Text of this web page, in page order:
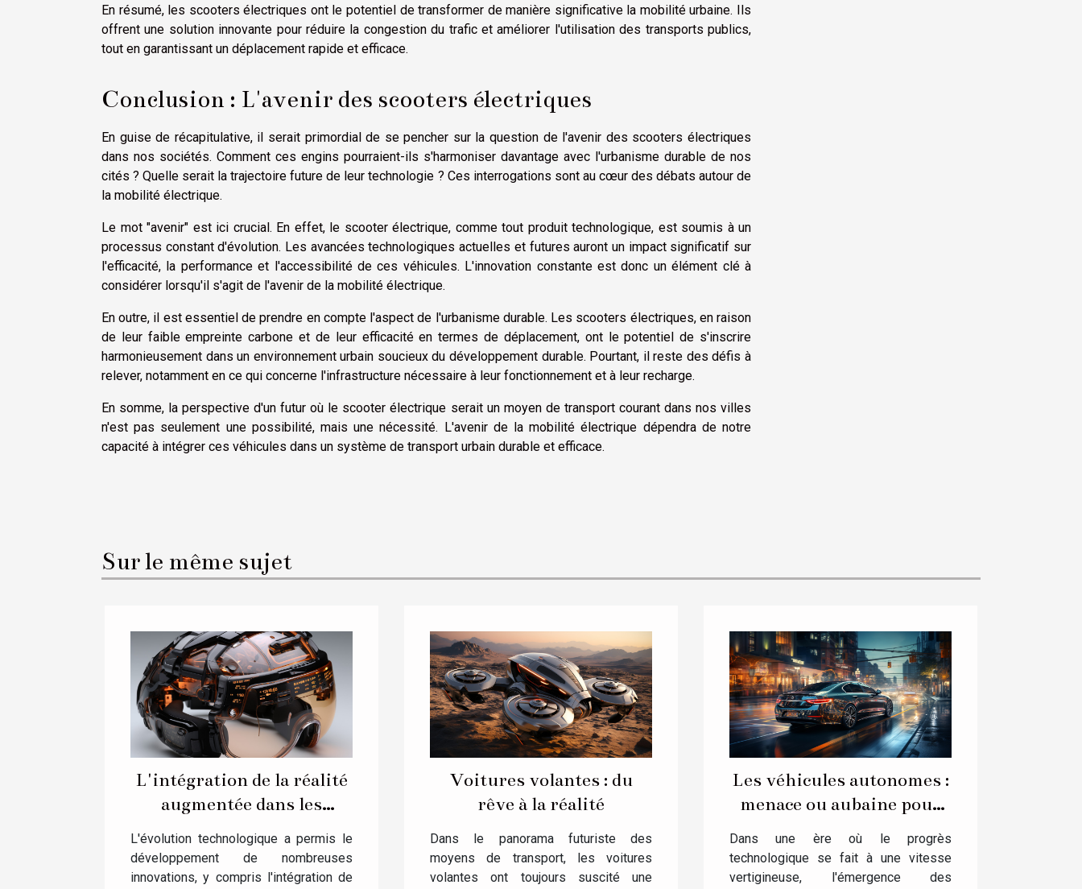
En résumé, les scooters électriques ont le potentiel de transformer de manière significative la mobilité urbaine. Ils
offrent une solution innovante pour réduire la congestion du trafic et améliorer l'utilisation des transports publics,
tout en garantissant un déplacement rapide et efficace.
Conclusion : L'avenir des scooters électriques
En guise de récapitulative, il serait primordial de se pencher sur la question de l'avenir des scooters électriques
dans nos sociétés. Comment ces engins pourraient-ils s'harmoniser davantage avec l'urbanisme durable de nos
cités ? Quelle serait la trajectoire future de leur technologie ? Ces interrogations sont au cœur des débats autour de
la mobilité électrique.
Le mot "avenir" est ici crucial. En effet, le scooter électrique, comme tout produit technologique, est soumis à un
processus constant d'évolution. Les avancées technologiques actuelles et futures auront un impact significatif sur
l'efficacité, la performance et l'accessibilité de ces véhicules. L'innovation constante est donc un élément clé à
considérer lorsqu'il s'agit de l'avenir de la mobilité électrique.
En outre, il est essentiel de prendre en compte l'aspect de l'urbanisme durable. Les scooters électriques, en raison
de leur faible empreinte carbone et de leur efficacité en termes de déplacement, ont le potentiel de s'inscrire
harmonieusement dans un environnement urbain soucieux du développement durable. Pourtant, il reste des défis à
relever, notamment en ce qui concerne l'infrastructure nécessaire à leur fonctionnement et à leur recharge.
En somme, la perspective d'un futur où le scooter électrique serait un moyen de transport courant dans nos villes
n'est pas seulement une possibilité, mais une nécessité. L'avenir de la mobilité électrique dépendra de notre
capacité à intégrer ces véhicules dans un système de transport urbain durable et efficace.
Sur le même sujet
L'intégration de la réalité
augmentée dans les
casques de moto
L'évolution technologique a permis le
développement de nombreuses
innovations, y compris l'intégration de
Voitures volantes : du
rêve à la réalité
Dans le panorama futuriste des
moyens de transport, les voitures
volantes ont toujours suscité une
Les véhicules autonomes :
menace ou aubaine pour
les chauffeurs?
Dans une ère où le progrès
technologique se fait à une vitesse
vertigineuse, l'émergence des